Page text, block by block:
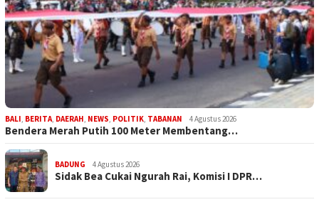
BALI, BERITA, DAERAH, NEWS, POLITIK, TABANAN 4 Agustus 2026
Bendera Merah Putih 100 Meter Membentang…
BADUNG 4 Agustus 2026
Sidak Bea Cukai Ngurah Rai, Komisi I DPR…